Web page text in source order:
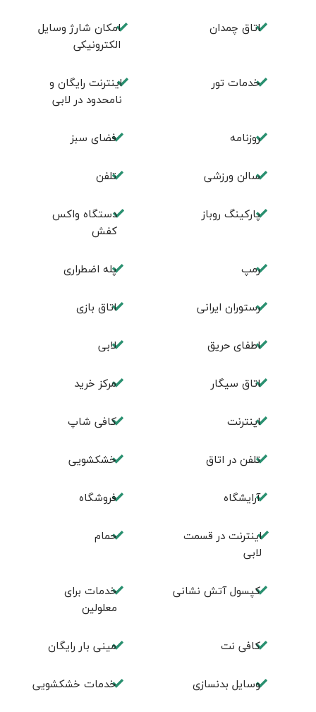
اتاق چمدان
امکان شارژ وسایل
الکترونیکی
خدمات تور
اینترنت رایگان و
نامحدود در لابی
روزنامه فضای سبز
سالن ورزشی تلفن
پارکینگ روباز
دستگاه واکس
کفش
رمپ پله اضطراری
رستوران ایرانی اتاق بازی
اطفای حریق لابی
اتاق سیگار مرکز خرید
اینترنت کافی شاپ
تلفن در اتاق خشکشویی
آرایشگاه فروشگاه
اینترنت در قسمت
لابی
حمام
کپسول آتش نشانی
خدمات برای
معلولین
کافی نت مینی بار رایگان
وسایل بدنسازی خدمات خشکشویی